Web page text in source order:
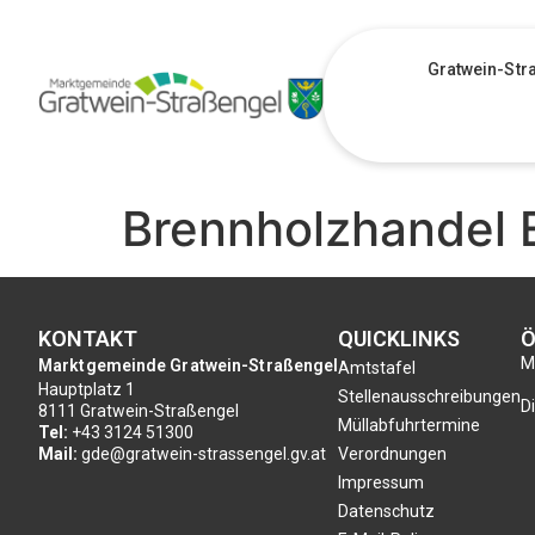
Gratwein-
Brennholzhandel
KONTAKT
Marktgemeinde Gratwein-Straßengel
Hauptplatz 1
8111 Gratwein-Straßengel
Tel: +43 3124 51300
Mail: gde@gratwein-strassengel.gv.at
QUICKLINKS
Amtstafel
Stellenausschreibungen
Müllabfuhrtermine
Verordnungen
Impressum
Datenschutz